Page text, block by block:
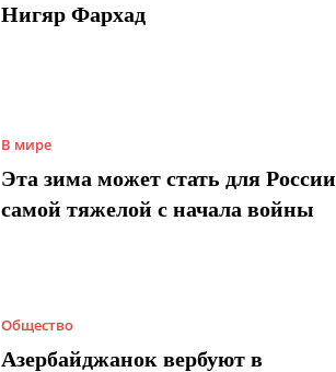
Нигяр Фархад
В мире
Эта зима может стать для России
самой тяжелой с начала войны
Общество
Азербайджанок вербуют в